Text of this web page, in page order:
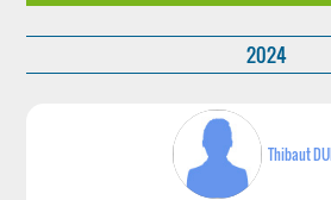
2024
Thibaut